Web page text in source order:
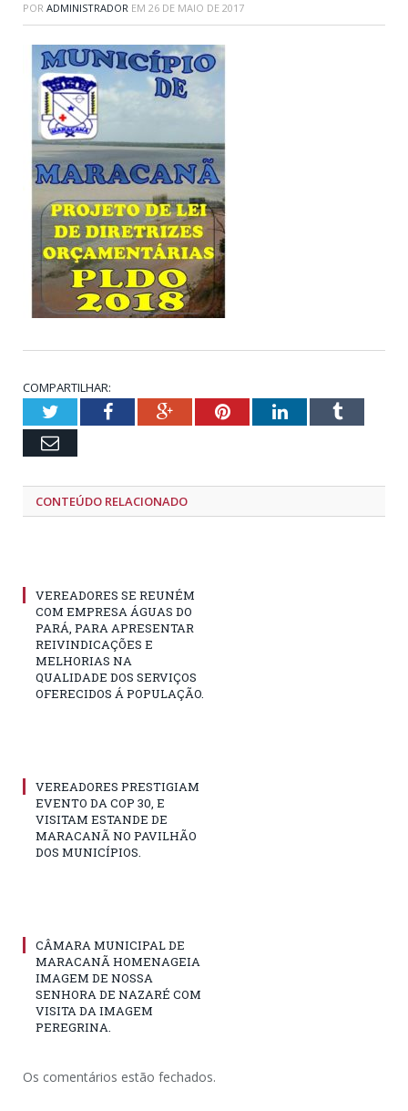
POR ADMINISTRADOR EM 26 DE MAIO DE 2017
COMPARTILHAR:
TwitterFacebookGoogle+PinterestLinkedInTumblr
Email
CONTEÚDO RELACIONADO
VEREADORES SE REUNÉM
COM EMPRESA ÁGUAS DO
PARÁ, PARA APRESENTAR
REIVINDICAÇÕES E
MELHORIAS NA
QUALIDADE DOS SERVIÇOS
OFERECIDOS Á POPULAÇÃO.
VEREADORES PRESTIGIAM
EVENTO DA COP 30, E
VISITAM ESTANDE DE
MARACANÃ NO PAVILHÃO
DOS MUNICÍPIOS.
CÂMARA MUNICIPAL DE
MARACANÃ HOMENAGEIA
IMAGEM DE NOSSA
SENHORA DE NAZARÉ COM
VISITA DA IMAGEM
PEREGRINA.
Os comentários estão fechados.